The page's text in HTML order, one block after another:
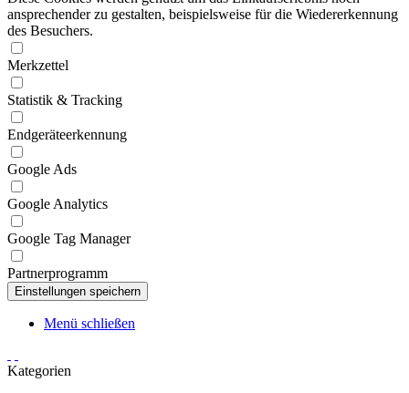
ansprechender zu gestalten, beispielsweise für die Wiedererkennung
des Besuchers.
Merkzettel
Statistik & Tracking
Endgeräteerkennung
Google Ads
Google Analytics
Google Tag Manager
Partnerprogramm
Menü schließen
Kategorien